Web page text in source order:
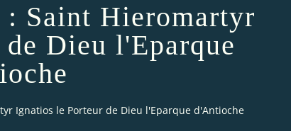
: Saint Hieromartyr
Dieu l'Eparque
Ignatios le Porteur de Dieu l'Eparque d'Antioche